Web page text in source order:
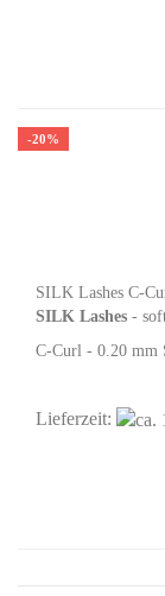
-20%
SILK Lashes C-
SILK Lashes -
C-Curl - 0.20 mm
Lieferzeit: